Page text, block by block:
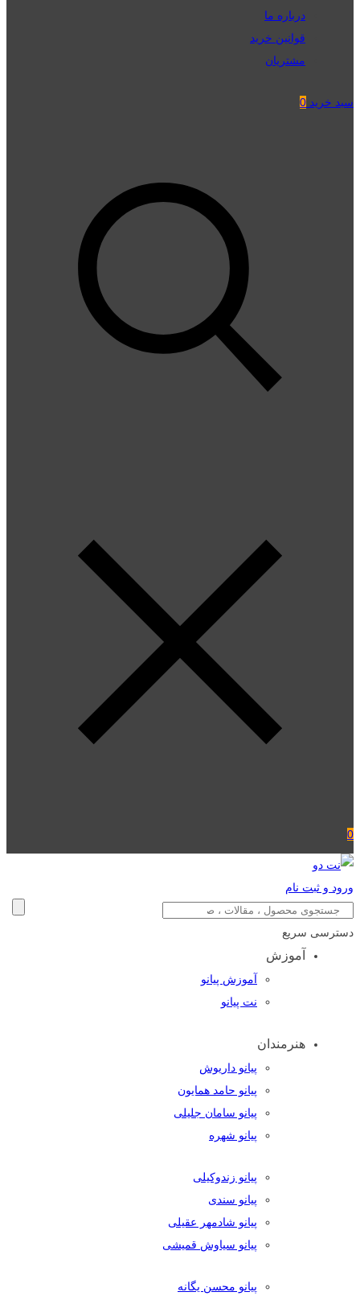
درباره ما
قوانین خرید
مشتریان
سبد خرید 0
0
ورود و ثبت نام
دسترسی سریع
آموزش
آموزش پیانو
نت پیانو
هنرمندان
پیانو داریوش
پیانو حامد همایون
پیانو سامان جلیلی
پیانو شهره
پیانو زندوکیلی
پیانو سندی
پیانو شادمهر عقیلی
پیانو سیاوش قمیشی
پیانو محسن یگانه